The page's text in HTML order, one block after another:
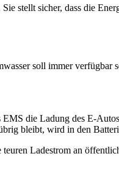
stellt sicher, dass die
soll immer
die Ladung des E-
bleibt, wird in den
Ladestrom an